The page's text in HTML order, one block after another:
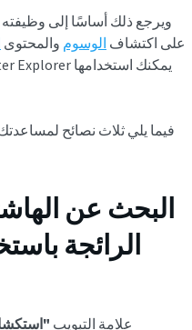
ويرجع ذلك أساسًا إلى
على اكتشاف الوسوم والمحتوى
فيما يلي ثلاث نصائح
الرائجة
علامة التبويب